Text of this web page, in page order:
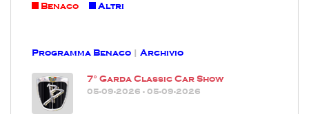
Benaco Altri
Programma Benaco | Archivio
7° Garda Classic Car Show
05-09-2026 - 05-09-2026